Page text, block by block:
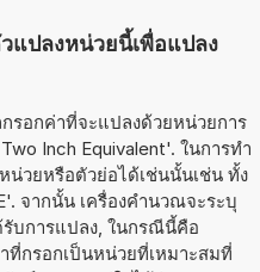
แปลงหน่วยนี้เพื่อแปลง
รอกค่าที่จะแปลงด้วยหน่วยการ
Inch Equivalent'. ในการทำ
น่วยหรือตัวย่อได้เช่นนั้นเช่น ทั้ง
จากนั้น เครื่องคำนวณจะระบุ
บการแปลง, ในกรณีนี้คือ
กรอกเป็นหน่วยที่เหมาะสมที่